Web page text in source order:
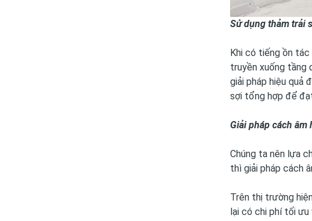
Sử dụng thảm trải
Khi có tiếng ồn tác
truyền xuống tầng
giải pháp hiệu quả
sợi tổng hợp để
Giải pháp cách âm
Chúng ta nên lựa
thì giải pháp cách
Trên thị trường
lại có chi phí tối ưu